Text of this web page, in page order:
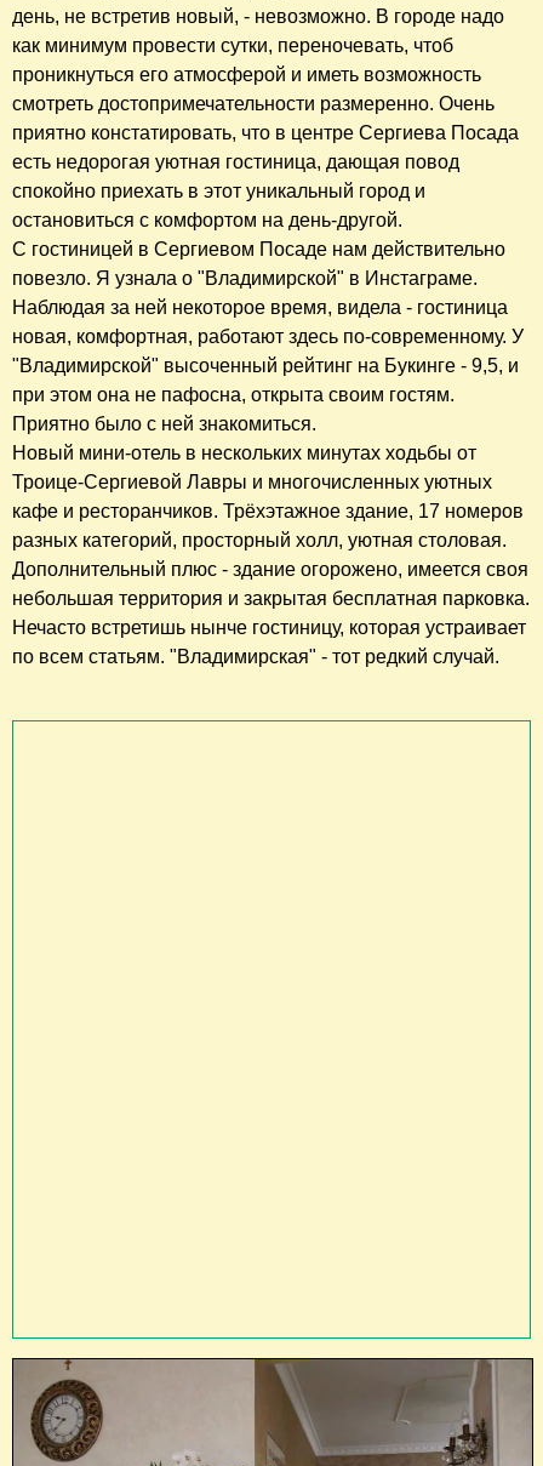
день, не встретив новый, - невозможно. В городе надо
как минимум провести сутки, переночевать, чтоб
проникнуться его атмосферой и иметь возможность
смотреть достопримечательности размеренно. Очень
приятно констатировать, что в центре Сергиева Посада
есть недорогая уютная гостиница, дающая повод
спокойно приехать в этот уникальный город и
остановиться с комфортом на день-другой.
С гостиницей в Сергиевом Посаде нам действительно
повезло. Я узнала о "Владимирской" в Инстаграме.
Наблюдая за ней некоторое время, видела - гостиница
новая, комфортная, работают здесь по-современному. У
"Владимирской" высоченный рейтинг на Букинге - 9,5, и
при этом она не пафосна, открыта своим гостям.
Приятно было с ней знакомиться.
Новый мини-отель в нескольких минутах ходьбы от
Троице-Сергиевой Лавры и многочисленных уютных
кафе и ресторанчиков. Трёхэтажное здание, 17 номеров
разных категорий, просторный холл, уютная столовая.
Дополнительный плюс - здание огорожено, имеется своя
небольшая территория и закрытая бесплатная парковка.
Нечасто встретишь нынче гостиницу, которая устраивает
по всем статьям. "Владимирская" - тот редкий случай.